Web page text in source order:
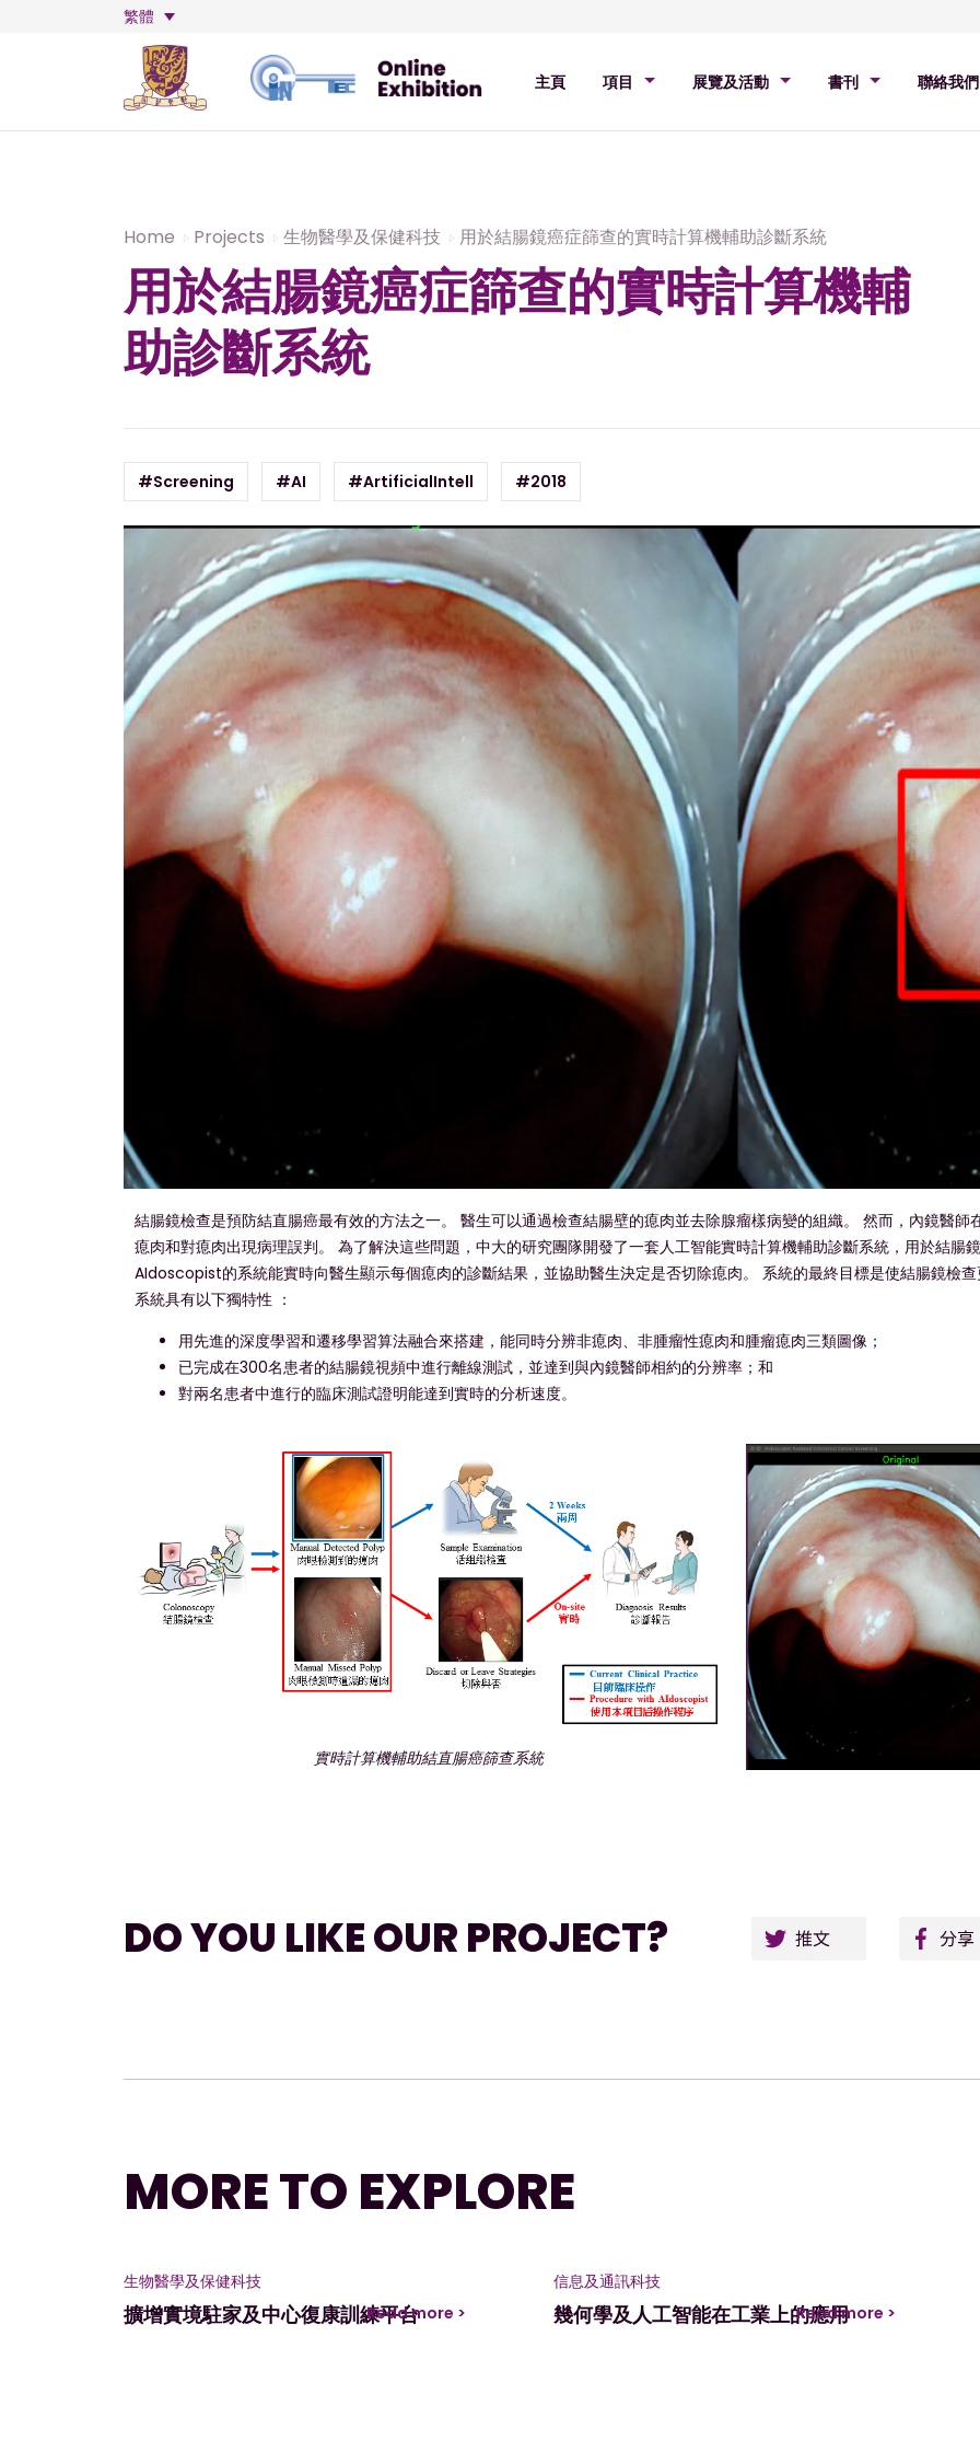
繁體
主頁 項目 展覽及活動 書刊 聯絡我們
Home Projects 生物醫學及保健科技 用於結腸鏡癌症篩查的實時計算機輔助診斷系統
用於結腸鏡癌症篩查的實時計算機輔
助診斷系統
#Screening #AI #ArtificialIntell #2018
結腸鏡檢查是預防結直腸癌最有效的方法之一。 醫生可以通過檢查結腸壁的瘜肉並去除腺瘤樣病變的組織。 然而，內鏡醫
瘜肉和對瘜肉出現病理誤判。 為了解決這些問題，中大的研究團隊開發了一套人工智能實時計算機輔助診斷系統，用於結腸
AIdoscopist的系統能實時向醫生顯示每個瘜肉的診斷結果，並協助醫生決定是否切除瘜肉。 系統的最終目標是使結腸鏡檢
系統具有以下獨特性 ：
用先進的深度學習和遷移學習算法融合來搭建，能同時分辨非瘜肉、非腫瘤性瘜肉和腫瘤瘜肉三類圖像；
已完成在300名患者的結腸鏡視頻中進行離線測試，並達到與內鏡醫師相約的分辨率；和
對兩名患者中進行的臨床測試證明能達到實時的分析速度。
實時計算機輔助結直腸癌篩查系統
DO YOU LIKE OUR PROJECT? Twitter
MORE TO EXPLORE
生物醫學及保健科技
擴增實境駐家及中心復康訓練平台
Read more >
信息及通訊科技
幾何學及人工智能在工業上的應用
Read more >